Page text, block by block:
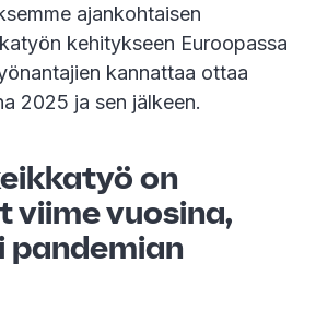
ajankohtaisen
kehitykseen Euroopassa
kannattaa ottaa
2025 ja sen jälkeen.
on
viime vuosina,